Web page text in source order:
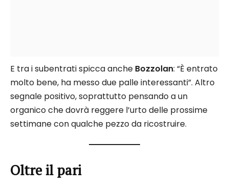
E tra i subentrati spicca anche Bozzolan: “È entrato
molto bene, ha messo due palle interessanti”. Altro
segnale positivo, soprattutto pensando a un
organico che dovrà reggere l’urto delle prossime
settimane con qualche pezzo da ricostruire.
Oltre il pari